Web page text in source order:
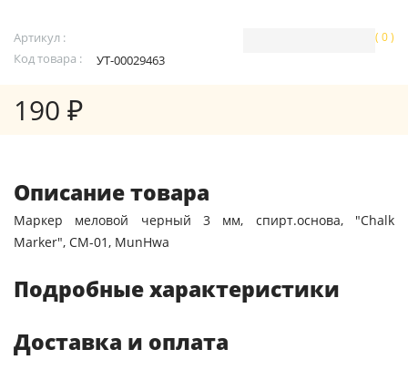
Артикул :
Код товара :
УТ-00029463
( 0 )
190 ₽
Описание товара
Маркер меловой черный 3 мм, спирт.основа, "Chalk
Marker", СМ-01, MunHwa
Подробные характеристики
Доставка и оплата